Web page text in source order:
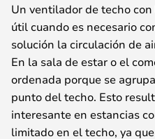
Un ventilador de techo
útil cuando es necesario
solución la circulación de
En la sala de estar o el
ordenada porque se
punto del techo. Esto
interesante en estancias
limitado en el techo, ya